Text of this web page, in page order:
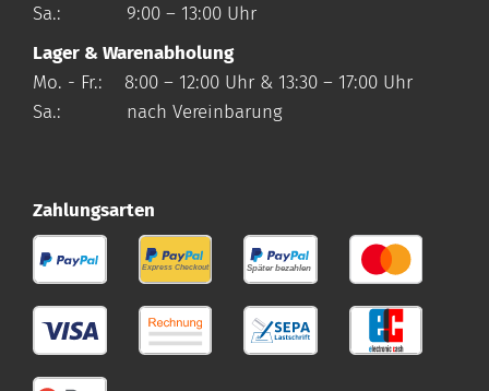
Sa.: 9:00 – 13:00 Uhr
Lager & Warenabholung
Mo. - Fr.: 8:00 – 12:00 Uhr & 13:30 – 17:00 Uhr
Sa.: nach Vereinbarung
Zahlungsarten